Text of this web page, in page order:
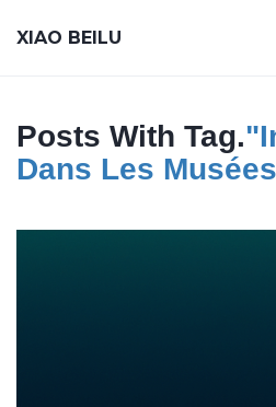
XIAO BEILU
Posts With Tag.
Dans Les